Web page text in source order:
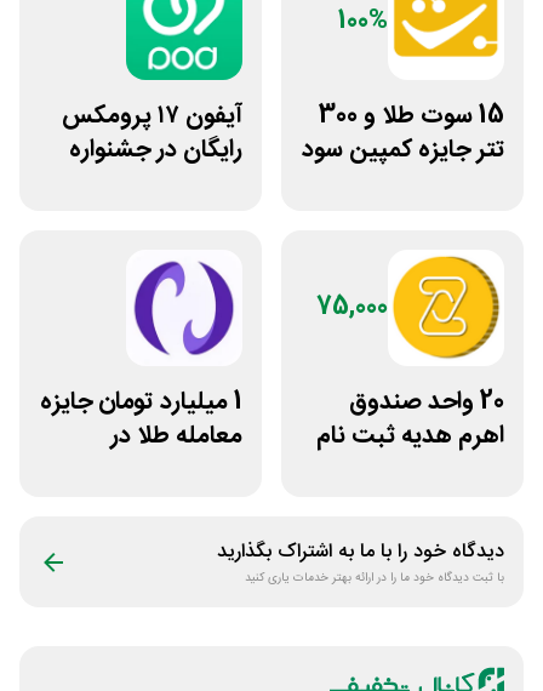
100%
15 سوت طلا و 300
تتر جایزه کمپین سود
آیفون ۱۷ پرومکس
رایگان در جشنواره
75,000
20 واحد صندوق
اهرم هدیه ثبت نام
1 میلیارد تومان جایزه
معامله طلا در
دیدگاه خود را با ما به اشتراک بگذارید
با ثبت دیدگاه خود ما را در ارائه بهتر خدمات یاری کنید